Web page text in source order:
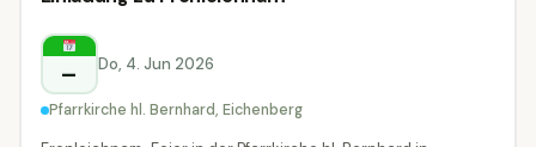
Eichenberg
Sonstiges
– Do, 4. Jun 2026
Pfarrkirche hl. Bernhard, Eichenberg